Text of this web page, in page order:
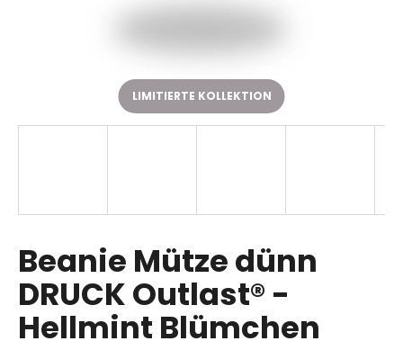
Beanie Mütze dünn
DRUCK Outlast® -
Hellmint Blümchen
LIMITIERTE KOLLEKTION
p
f
e
h
l
e